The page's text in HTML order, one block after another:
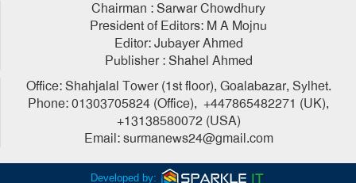
Chairman : Sarwar Chowdhury
President of Editors: M A Mojnu
Editor: Jubayer Ahmed
Publisher : Shahel Ahmed
Office: Shahjalal Tower (1st floor), Goalabazar, Sylhet.
Phone: 01303705824 (Office), +447865482271 (UK),
+13138580072 (USA)
Email: surmanews24@gmail.com
Developed by: